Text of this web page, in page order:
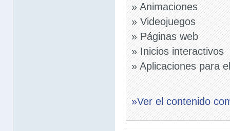
» Animaciones
» Videojuegos
» Páginas web
» Inicios interactivos
» Aplicaciones para
»Ver el contenido